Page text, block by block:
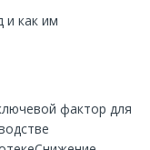
и как им
фактор для